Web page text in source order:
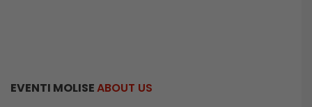
EVENTI MOLISEABOUT US